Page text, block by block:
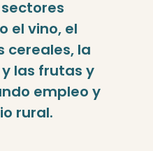
el vino, el
cereales, la
las frutas y
empleo y
rural.